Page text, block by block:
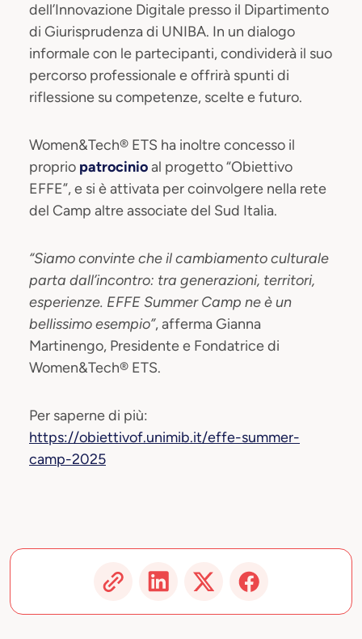
dell’Innovazione Digitale presso il Dipartimento
di Giurisprudenza di UNIBA. In un dialogo
informale con le partecipanti, condividerà il suo
percorso professionale e offrirà spunti di
riflessione su competenze, scelte e futuro.
Women&Tech® ETS ha inoltre concesso il
proprio patrocinioal progetto “Obiettivo
EFFE”, e si è attivata per coinvolgere nella rete
del Camp altre associate del Sud Italia.
“Siamo convinte che il cambiamento culturale
parta dall’incontro: tra generazioni, territori,
esperienze. EFFE Summer Camp ne è un
bellissimo esempio”, afferma Gianna
Martinengo, Presidente e Fondatrice di
Women&Tech® ETS.
Per saperne di più:
https://obiettivof.unimib.it/effe-summer-
camp-2025